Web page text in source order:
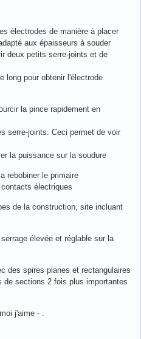
électrodes de manière à placer
aux épaisseurs à souder
deux petits serre-joints et de
long pour obtenir l'électrode
la pince rapidement en
serre-joints. Ceci permet de voir
la puissance sur la soudure
rebobiner le primaire
électriques
de la construction, site incluant
élevée et réglable sur la
des spires planes et rectangulaires
de sections 2 fois plus importantes
j'aime - .